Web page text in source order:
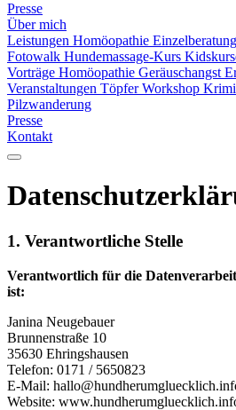
Presse
Über mich
Leistungen Homöopathie Einzelberatung
Fotowalk Hundemassage-Kurs
Vorträge Homöopathie Geräuschangst
Veranstaltungen Töpfer Workshop
Pilzwanderung
Presse
Kontakt
1. Verantwortliche Stelle
Verantwortlich für die
ist:
Janina Neugebauer
Brunnenstraße 10
35630 Ehringshausen
Telefon: 0171 / 5650823
E-Mail:
Website: